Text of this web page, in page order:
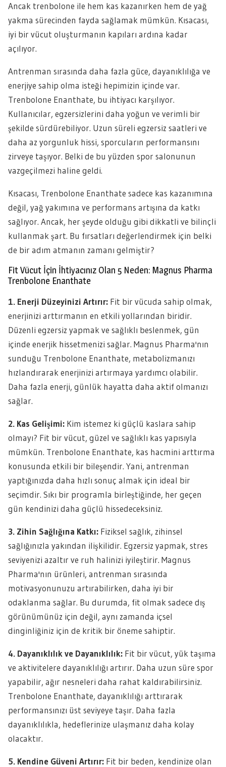
Ancak trenbolone ile hem kas kazanırken hem de yağ
yakma sürecinden fayda sağlamak mümkün. Kısacası,
iyi bir vücut oluşturmanın kapıları ardına kadar
açılıyor.
Antrenman sırasında daha fazla güce, dayanıklılığa ve
enerjiye sahip olma isteği hepimizin içinde var.
Trenbolone Enanthate, bu ihtiyacı karşılıyor.
Kullanıcılar, egzersizlerini daha yoğun ve verimli bir
şekilde sürdürebiliyor. Uzun süreli egzersiz saatleri ve
daha az yorgunluk hissi, sporcuların performansını
zirveye taşıyor. Belki de bu yüzden spor salonunun
vazgeçilmezi haline geldi.
Kısacası, Trenbolone Enanthate sadece kas kazanımına
değil, yağ yakımına ve performans artışına da katkı
sağlıyor. Ancak, her şeyde olduğu gibi dikkatli ve bilinçli
kullanmak şart. Bu fırsatları değerlendirmek için belki
de bir adım atmanın zamanı gelmiştir?
Fit Vücut İçin İhtiyacınız Olan 5 Neden: Magnus Pharma
Trenbolone Enanthate
1. Enerji Düzeyinizi Artırır: Fit bir vücuda sahip olmak,
enerjinizi arttırmanın en etkili yollarından biridir.
Düzenli egzersiz yapmak ve sağlıklı beslenmek, gün
içinde enerjik hissetmenizi sağlar. Magnus Pharma'nın
sunduğu Trenbolone Enanthate, metabolizmanızı
hızlandırarak enerjinizi artırmaya yardımcı olabilir.
Daha fazla enerji, günlük hayatta daha aktif olmanızı
sağlar.
2. Kas Gelişimi: Kim istemez ki güçlü kaslara sahip
olmayı? Fit bir vücut, güzel ve sağlıklı kas yapısıyla
mümkün. Trenbolone Enanthate, kas hacmini arttırma
konusunda etkili bir bileşendir. Yani, antrenman
yaptığınızda daha hızlı sonuç almak için ideal bir
seçimdir. Sıkı bir programla birleştiğinde, her geçen
gün kendinizi daha güçlü hissedeceksiniz.
3. Zihin Sağlığına Katkı: Fiziksel sağlık, zihinsel
sağlığınızla yakından ilişkilidir. Egzersiz yapmak, stres
seviyenizi azaltır ve ruh halinizi iyileştirir. Magnus
Pharma'nın ürünleri, antrenman sırasında
motivasyonunuzu artırabilirken, daha iyi bir
odaklanma sağlar. Bu durumda, fit olmak sadece dış
görünümünüz için değil, aynı zamanda içsel
dinginliğiniz için de kritik bir öneme sahiptir.
4. Dayanıklılık ve Dayanıklılık: Fit bir vücut, yük taşıma
ve aktivitelere dayanıklılığı artırır. Daha uzun süre spor
yapabilir, ağır nesneleri daha rahat kaldırabilirsiniz.
Trenbolone Enanthate, dayanıklılığı arttırarak
performansınızı üst seviyeye taşır. Daha fazla
dayanıklılıkla, hedeflerinize ulaşmanız daha kolay
olacaktır.
5. Kendine Güveni Artırır: Fit bir beden, kendinize olan